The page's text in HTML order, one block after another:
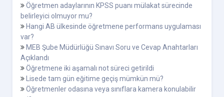
Öğretmen adaylarının KPSS puanı mülakat sürecinde
belirleyici olmuyor mu?
Hangi AB ülkesinde öğretmene performans uygulaması
var?
MEB Şube Müdürlüğü Sınavı Soru ve Cevap Anahtarları
Açıklandı
Öğretmene iki aşamalı not süreci getirildi
Lisede tam gün eğitime geçiş mümkün mü?
Öğretmenler odasına veya sınıflara kamera konulabilir